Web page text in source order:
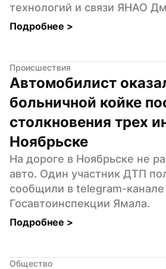
технологий и связи ЯНАО
Подробнее >
Происшествия
Автомобилист
больничной койке
столкновения трех
Ноябрьске
На дороге в Ноябрьске не
авто. Один участник ДТП
сообщили в telegram-канале
Госавтоинспекции Ямала.
Подробнее >
Общество